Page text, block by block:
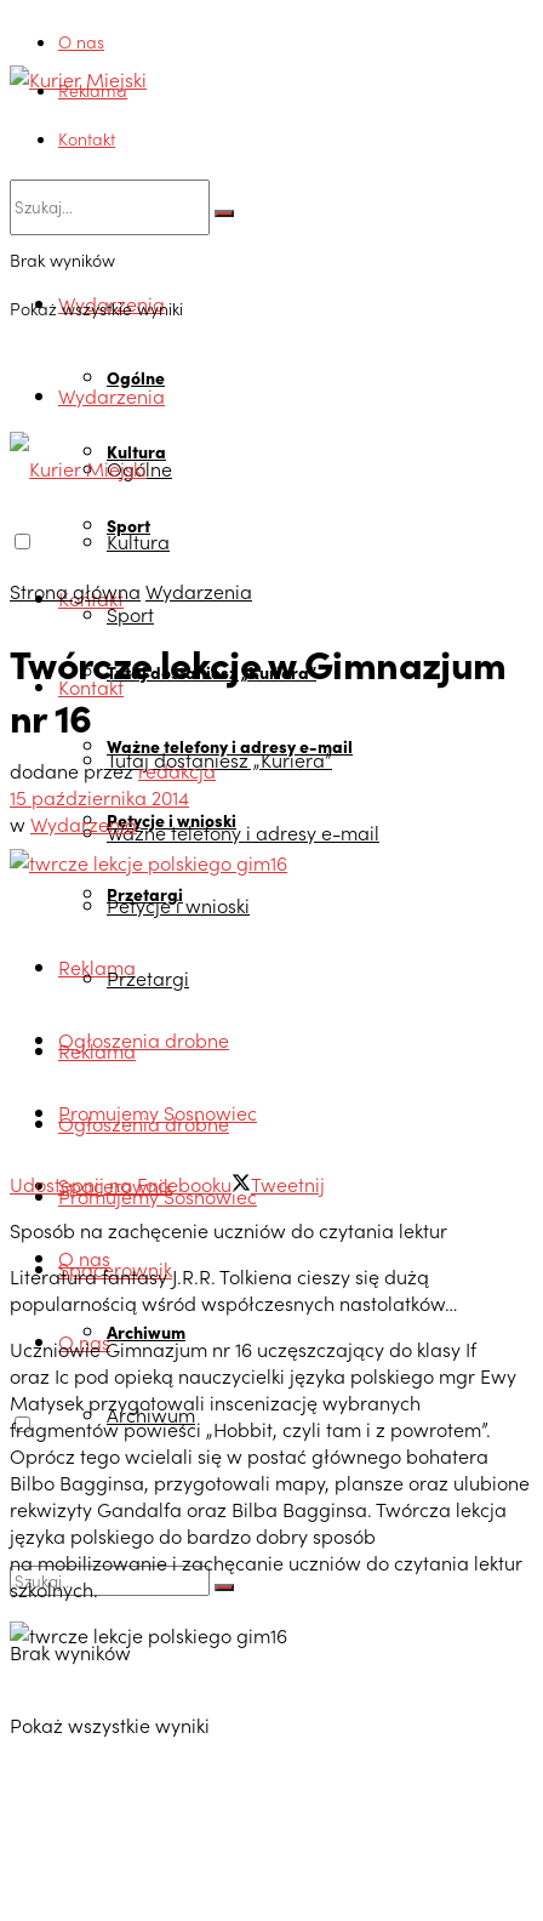
O nas
Reklama
Kontakt
Brak wyników
Pokaż wszystkie wyniki
Wydarzenia
Ogólne
Kultura
Sport
Kontakt
Tutaj dostaniesz „Kuriera”
Ważne telefony i adresy e-mail
Petycje i wnioski
Przetargi
Reklama
Ogłoszenia drobne
Promujemy Sosnowiec
Spacerownik
O nas
Archiwum
Wydarzenia
Ogólne
Kultura
Sport
Kontakt
Tutaj dostaniesz „Kuriera”
Ważne telefony i adresy e-mail
Petycje i wnioski
Przetargi
Reklama
Ogłoszenia drobne
Promujemy Sosnowiec
Spacerownik
O nas
Archiwum
Brak wyników
Pokaż wszystkie wyniki
Strona główna Wydarzenia
Twórcze lekcje w Gimnazjum
nr 16
dodane przezredakcja
15 października 2014
wWydarzenia
Udostępnij na Facebooku
Tweetnij
Sposób na zachęcenie uczniów do czytania lektur
Literatura fantasy J.R.R. Tolkiena cieszy się dużą
popularnością wśród współczesnych nastolatków…
Uczniowie Gimnazjum nr 16 uczęszczający do klasy If
oraz Ic pod opieką nauczycielki języka polskiego mgr Ewy
Matysek przygotowali inscenizację wybranych
fragmentów powieści „Hobbit, czyli tam i z powrotem”.
Oprócz tego wcielali się w postać głównego bohatera
Bilbo Bagginsa, przygotowali mapy, plansze oraz ulubione
rekwizyty Gandalfa oraz Bilba Bagginsa. Twórcza lekcja
języka polskiego do bardzo dobry sposób
na mobilizowanie i zachęcanie uczniów do czytania lektur
szkolnych.